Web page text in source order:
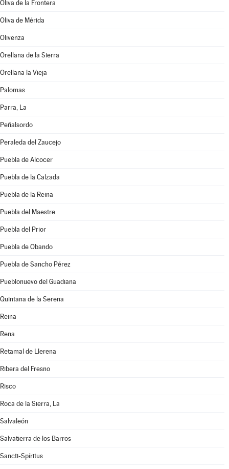
Oliva de la Frontera
Oliva de Mérida
Olivenza
Orellana de la Sierra
Orellana la Vieja
Palomas
Parra, La
Peñalsordo
Peraleda del Zaucejo
Puebla de Alcocer
Puebla de la Calzada
Puebla de la Reina
Puebla del Maestre
Puebla del Prior
Puebla de Obando
Puebla de Sancho Pérez
Pueblonuevo del Guadiana
Quintana de la Serena
Reina
Rena
Retamal de Llerena
Ribera del Fresno
Risco
Roca de la Sierra, La
Salvaleón
Salvatierra de los Barros
Sancti-Spíritus